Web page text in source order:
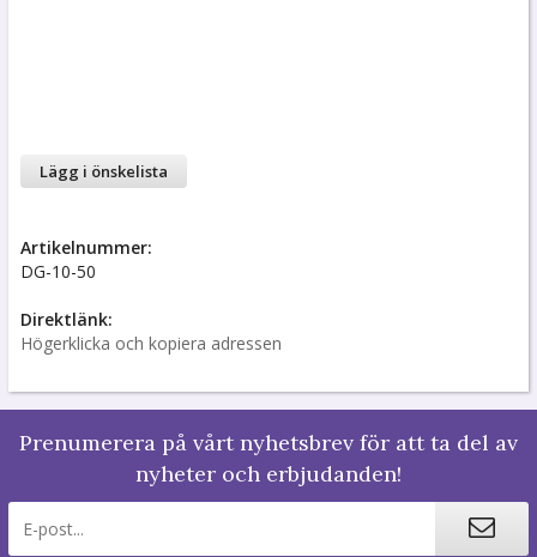
Lägg i önskelista
Artikelnummer:
DG-10-50
Direktlänk:
Högerklicka och kopiera adressen
Prenumerera på vårt nyhetsbrev för att ta del av
nyheter och erbjudanden!